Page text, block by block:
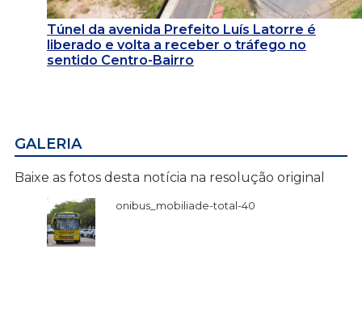
Túnel da avenida Prefeito Luís Latorre é
liberado e volta a receber o tráfego no
sentido Centro-Bairro
GALERIA
Baixe as fotos desta notícia na resolução original
onibus_mobiliade-total-40